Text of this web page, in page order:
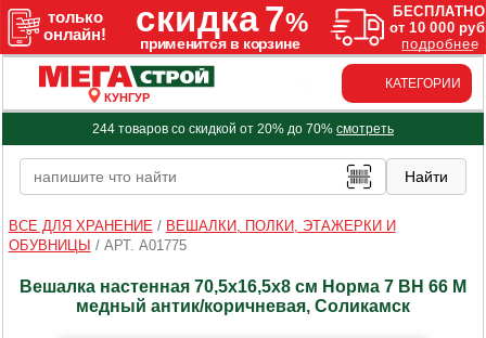
КУНГУР
КАТЕГОРИИ
244 товаров со скидкой от 20% до 70% смотреть
ВСЕ ДЛЯ ХРАНЕНИЕ / ВЕШАЛКИ, ПОЛКИ, ЭТАЖЕРКИ И
ОБУВНИЦЫ / АРТ. A01775
Вешалка настенная 70,5х16,5х8 см Норма 7 ВН 66 М
медный антик/коричневая, Соликамск